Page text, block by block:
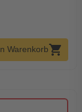
Warenkorbshopping_cart